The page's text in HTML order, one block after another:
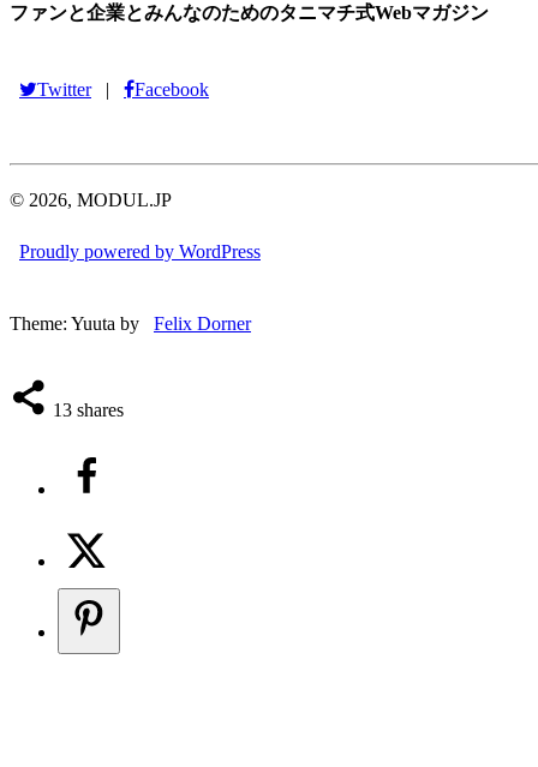
ファンと企業とみんなのためのタニマチ式Webマガジン
Twitter | Facebook
© 2026, MODUL.JP
Proudly powered by WordPress
Theme: Yuuta by Felix Dorner
13 shares